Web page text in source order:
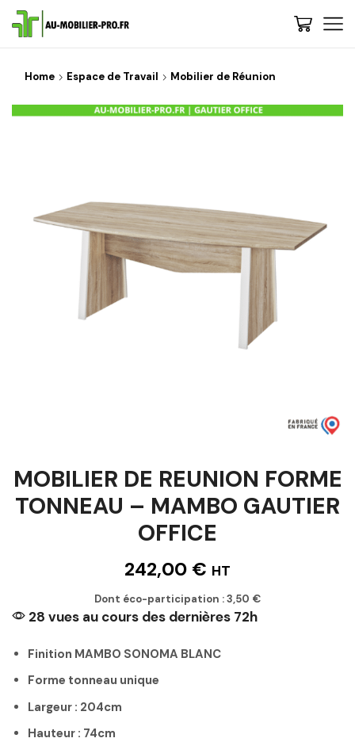
Home Espace de Travail Mobilier de Réunion
MOBILIER DE REUNION FORME
TONNEAU – MAMBO GAUTIER
OFFICE
242,00 € HT
Dont éco-participation :3,50 €
28 vues au cours des dernières 72h
Finition MAMBO SONOMA BLANC
Forme tonneau unique
Largeur : 204cm
Hauteur : 74cm